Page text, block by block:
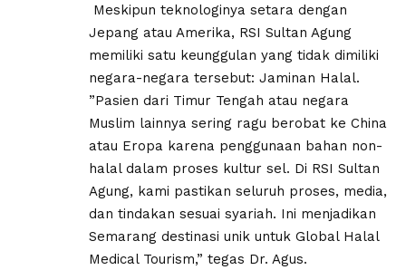
​ ​Meskipun teknologinya setara dengan
Jepang atau Amerika, RSI Sultan Agung
memiliki satu keunggulan yang tidak dimiliki
negara-negara tersebut: Jaminan Halal.
​”Pasien dari Timur Tengah atau negara
Muslim lainnya sering ragu berobat ke China
atau Eropa karena penggunaan bahan non-
halal dalam proses kultur sel. Di RSI Sultan
Agung, kami pastikan seluruh proses, media,
dan tindakan sesuai syariah. Ini menjadikan
Semarang destinasi unik untuk Global Halal
Medical Tourism,” tegas Dr. Agus.